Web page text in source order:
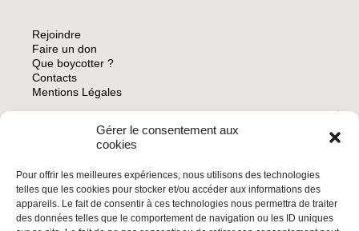
Gérer le consentement aux
cookies
Pour offrir les meilleures expériences, nous utilisons des technologies
telles que les cookies pour stocker et/ou accéder aux informations des
appareils. Le fait de consentir à ces technologies nous permettra de traiter
des données telles que le comportement de navigation ou les ID uniques
Rejoindre
Faire un don
Que boycotter ?
Contacts
Mentions Légales
ARCHIVES
INSCRIVEZ-VOUS À LA NEWSLETTER